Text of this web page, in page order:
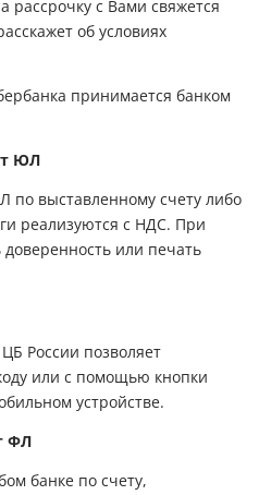
рассрочку с Вами свяжется
об условиях
принимается банком
ЮЛ
по выставленному счету либо
реализуются с НДС. При
доверенность или печать
России позволяет
или с помощью кнопки
устройстве.
ФЛ
банке по счету,